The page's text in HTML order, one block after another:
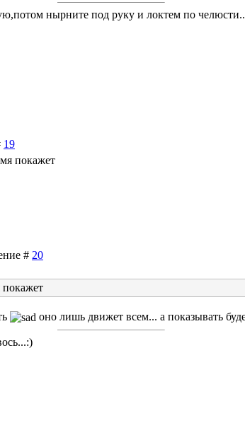
нырните под руку и локтем по
19
покажет
# 20
покажет
оно лишь движет всем... а показывать